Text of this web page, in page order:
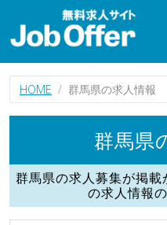
HOME 群馬県の求人情報
群馬県
群馬県の求人募集が掲
の求人情報